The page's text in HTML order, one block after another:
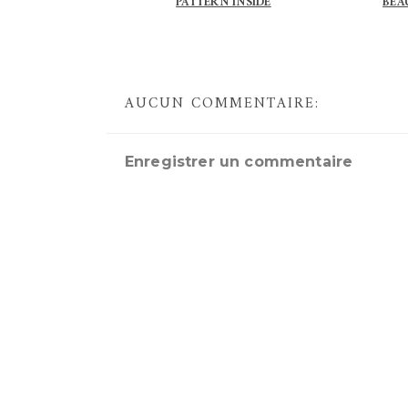
AUCUN COMMENTAIRE:
Enregistrer un commentaire